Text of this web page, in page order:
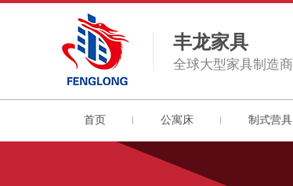
丰龙家具
全球大型家具制造商
首页 公寓床 制式营具